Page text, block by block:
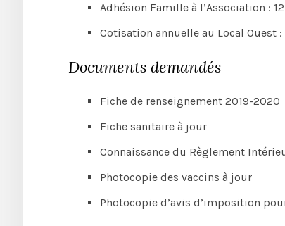
Adhésion Famille à l’Association :
Cotisation annuelle au Local Ouest :
Documents demandés
Fiche de renseignement 2019-2020
Fiche sanitaire à jour
Connaissance du Règlement
Photocopie des vaccins à jour
Photocopie d’avis d’imposition